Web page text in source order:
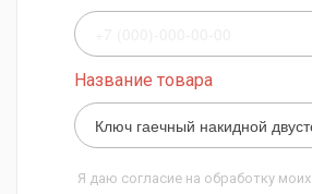
Название товара
Я даю согласие на обработку моих